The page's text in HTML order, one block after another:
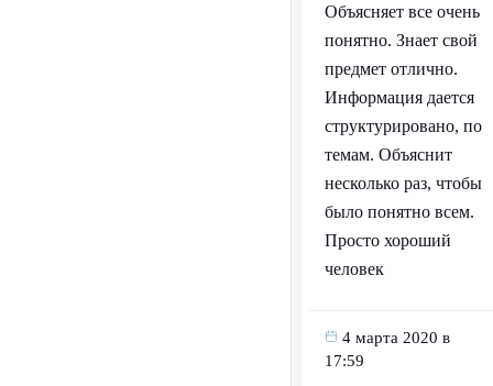
Объясняет все очень
понятно. Знает свой
предмет отлично.
Информация дается
структурировано, по
темам. Объяснит
несколько раз, чтобы
было понятно всем.
Просто хороший
человек
4 марта 2020 в
17:59